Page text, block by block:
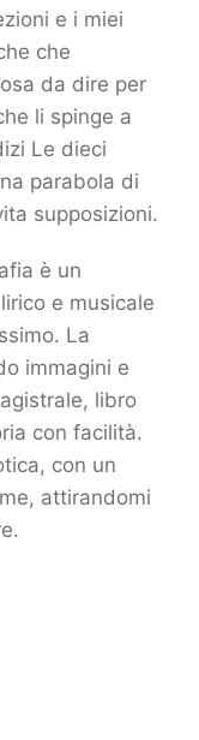
e i miei
che
da dire per
li spinge a
Le dieci
parabola di
supposizioni.
è un
e musicale
La
immagini e
libro
con facilità.
con un
attirandomi